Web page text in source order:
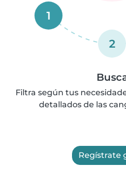
1
2
Filtra según tus
detallados de las
Regístrate